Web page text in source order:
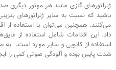
ژنراتورهای گازی مانند هر موتور دیگری
باشید که نسبت به سایر ژنراتورهای
می‌کنند. همچنین می‌توان با استفاده
داد. این اقدامات شامل استفاده از
استفاده از کانوپی و سایر موارد است.
شدت پایین بوده و آلودگی صوتی کمی را